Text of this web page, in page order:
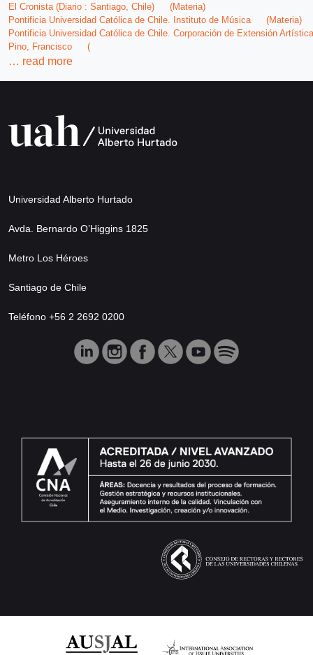
El Cronista (Diario : Santiago, Chile)
(Materia)
Pontificia Universidad Católica de Chile. Instituto de Música
(Materia)
Pontificia Universidad Católica de Chile. Corporación de Extensión Artística
Pino, Francisco
(
… read more
Universidad Alberto Hurtado
Avda. Bernardo O’Higgins 1825
Metro Los Héroes
Santiago de Chile
Teléfono +56 2 2692 0200